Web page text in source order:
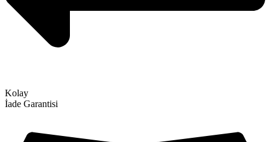
Kolay
İade Garantisi